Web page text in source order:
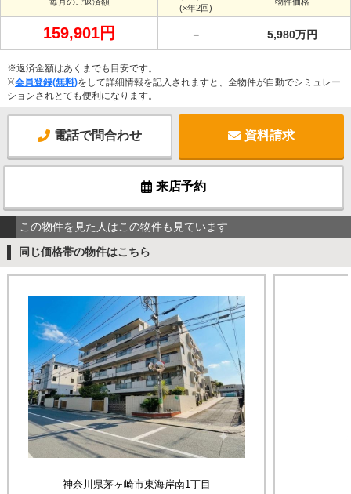
(×年2回)
159,901円 － 5,980万円
※返済金額はあくまでも目安です。
※会員登録(無料)をして詳細情報を記入されますと、全物件が自動でシミュレー
ションされとても便利になります。
電話で問合わせ 資料請求
来店予約
この物件を見た人はこの物件も見ています
同じ価格帯の物件はこちら
神奈川県茅ヶ崎市東海岸南1丁目